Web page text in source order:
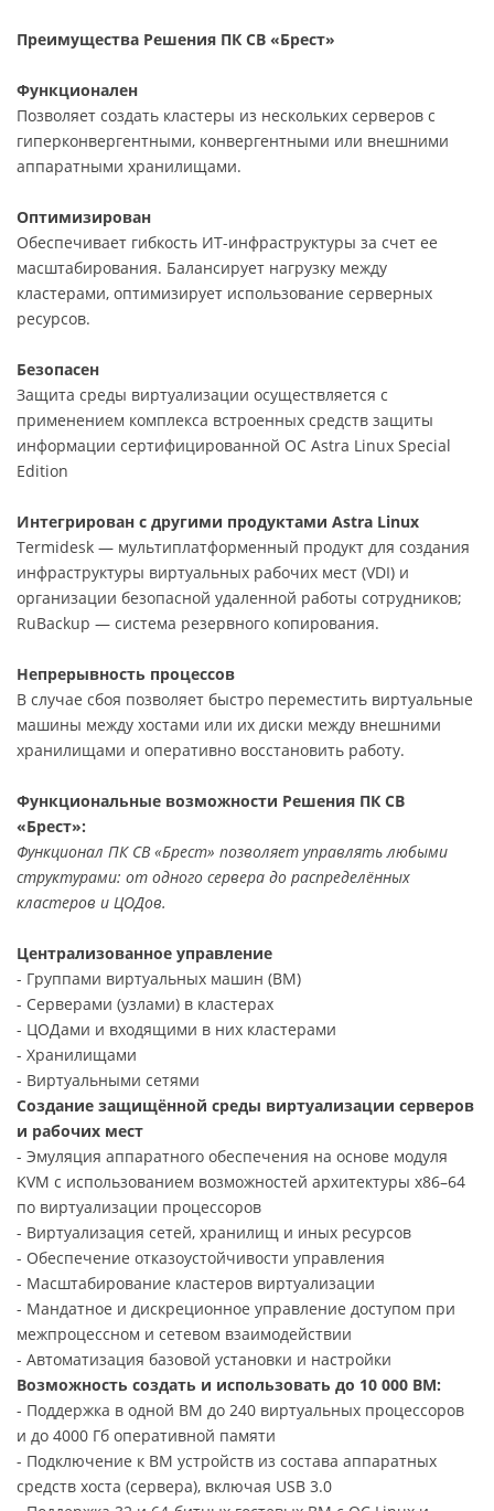
Преимущества Решения ПК СВ «Брест»
Функционален
Позволяет создать кластеры из нескольких серверов с
гиперконвергентными, конвергентными или внешними
аппаратными хранилищами.
Оптимизирован
Обеспечивает гибкость ИТ-инфраструктуры за счет ее
масштабирования. Балансирует нагрузку между
кластерами, оптимизирует использование серверных
ресурсов.
Безопасен
Защита среды виртуализации осуществляется с
применением комплекса встроенных средств защиты
информации сертифицированной ОС Astra Linux Special
Edition
Интегрирован с другими продуктами Astra Linux
Termidesk — мультиплатформенный продукт для создания
инфраструктуры виртуальных рабочих мест (VDI) и
организации безопасной удаленной работы сотрудников;
RuBackup — система резервного копирования.
Непрерывность процессов
В случае сбоя позволяет быстро переместить виртуальные
машины между хостами или их диски между внешними
хранилищами и оперативно восстановить работу.
Функциональные возможности Решения ПК СВ
«Брест»:
Функционал ПК СВ «Брест» позволяет управлять любыми
структурами: от одного сервера до распределённых
кластеров и ЦОДов.
Централизованное управление
- Группами виртуальных машин (ВМ)
- Серверами (узлами) в кластерах
- ЦОДами и входящими в них кластерами
- Хранилищами
- Виртуальными сетями
Создание защищённой среды виртуализации серверов
и рабочих мест
- Эмуляция аппаратного обеспечения на основе модуля
KVM с использованием возможностей архитектуры х86–64
по виртуализации процессоров
- Виртуализация сетей, хранилищ и иных ресурсов
- Обеспечение отказоустойчивости управления
- Масштабирование кластеров виртуализации
- Мандатное и дискреционное управление доступом при
межпроцессном и сетевом взаимодействии
- Автоматизация базовой установки и настройки
Возможность создать и использовать до 10 000 ВМ:
- Поддержка в одной ВМ до 240 виртуальных процессоров
и до 4000 Гб оперативной памяти
- Подключение к ВМ устройств из состава аппаратных
средств хоста (сервера), включая USB 3.0